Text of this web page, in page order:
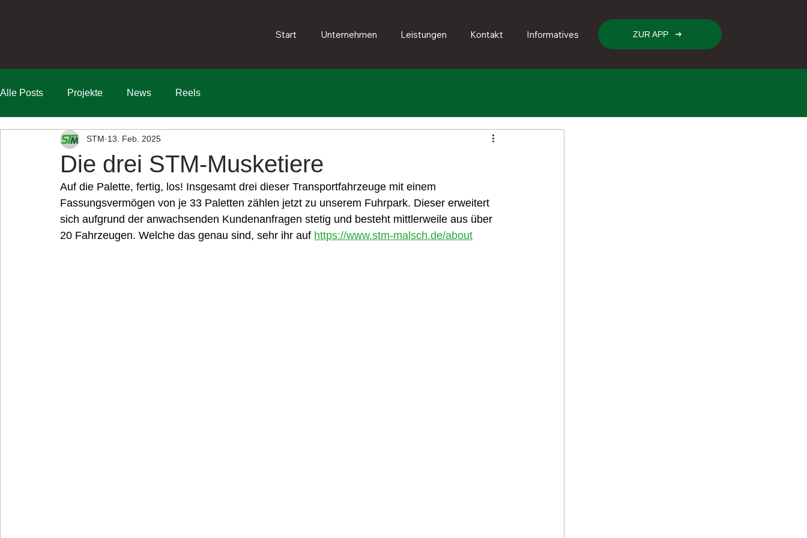
Start Unternehmen Leistungen Kontakt Informatives ZUR APP
Alle Posts Projekte News Reels
Die drei STM-Musketiere
STM 13. Feb. 2025
Auf die Palette, fertig, los! Insgesamt drei dieser Transportfahrzeuge mit einem
Fassungsvermögen von je 33 Paletten zählen jetzt zu unserem Fuhrpark. Dieser erweitert
sich aufgrund der anwachsenden Kundenanfragen stetig und besteht mittlerweile aus über
20 Fahrzeugen. Welche das genau sind, sehr ihr auf https://www.stm-malsch.de/about